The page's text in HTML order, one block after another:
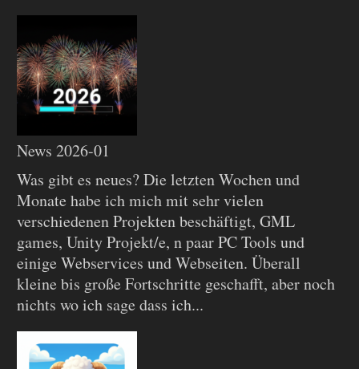
News 2026-01
Was gibt es neues? Die letzten Wochen und
Monate habe ich mich mit sehr vielen
verschiedenen Projekten beschäftigt, GML
games, Unity Projekt/e, n paar PC Tools und
einige Webservices und Webseiten. Überall
kleine bis große Fortschritte geschafft, aber noch
nichts wo ich sage dass ich...